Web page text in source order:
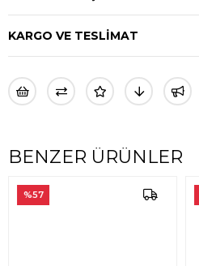
KARGO VE TESLİMAT
BENZER ÜRÜNLER
%57